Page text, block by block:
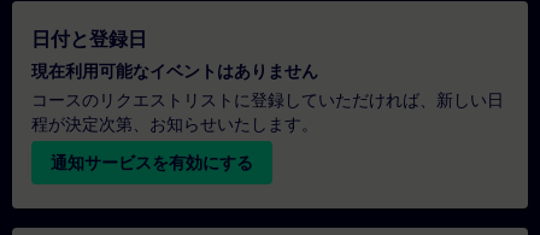
日付と登録日
現在利用可能なイベントはありません
コースのリクエストリストに登録していただければ、新しい日
程が決定次第、お知らせいたします。
通知サービスを有効にする